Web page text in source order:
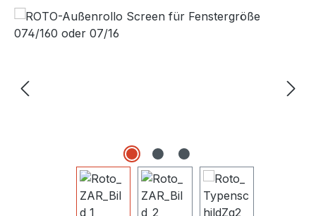
Bildergalerie überspringen